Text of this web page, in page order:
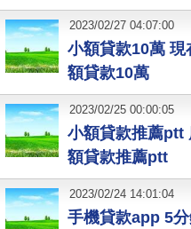
小額貸款10萬
額貸款10萬
2023/02/27 04:07:00
小額貸款推薦ptt
額貸款推薦ptt
2023/02/25 00:00:05
手機貸款app 5
2023/02/24 14:01:04